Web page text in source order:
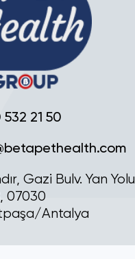
21 50
Gazi Bulv. Yan Yolu
07030
Antalya